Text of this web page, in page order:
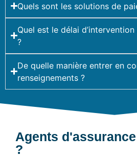
Quels sont les solutions de
Quel est le délai
?
De quelle manière entrer en
renseignements ?
Agents
?